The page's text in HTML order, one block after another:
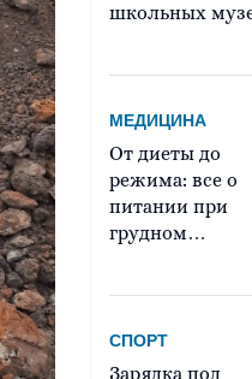
школьных
МЕДИЦИНА
От диеты до
режима: все о
питании при
грудном
СПОРТ
Зарядка под